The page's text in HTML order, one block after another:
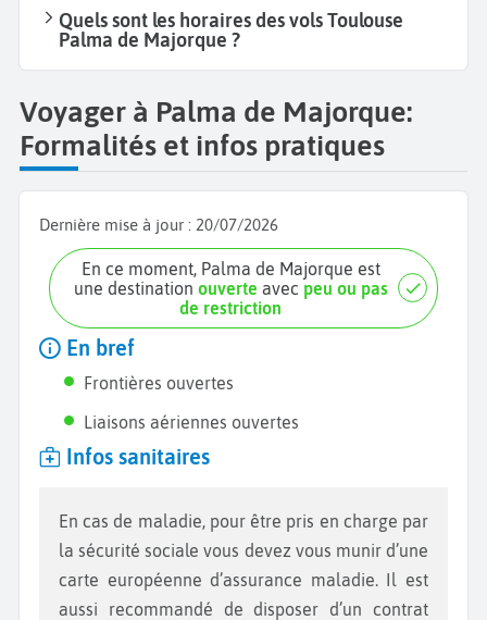
Quels sont les horaires des vols Toulouse
Palma de Majorque ?
Voyager à Palma de Majorque:
Formalités et infos pratiques
Dernière mise à jour : 20/07/2026
En ce moment, Palma de Majorque est
une destination ouverte avec peu ou pas
de restriction
En bref
Frontières ouvertes
Liaisons aériennes ouvertes
Infos sanitaires
En cas de maladie, pour être pris en charge par
la sécurité sociale vous devez vous munir d’une
carte européenne d’assurance maladie. Il est
aussi recommandé de disposer d’un contrat